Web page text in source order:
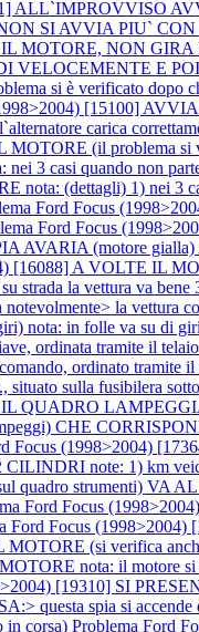
ALL`IMPROVVISO
SI AVVIA PIU`
IL MOTORE, NON
E
si è verificato dopo
[15100]
carica
(il problema
3 casi quando non
(dettagli) 1) nei 3
Ford Focus
Ford Focus
AVARIA (motore
[16088] A VOLTE IL
strada la vettura va
la vettura
nota: in folle va su di giri
ordinata tramite il telaio
ordinato tramite il
situato sulla fusibilera
CHE
Focus (1998>2004)
note: 1) km
strumenti) VA
Ford Focus
Ford Focus
(si verifica
nota: il motore si
[19310] SI
questa spia si
corsa) Problema Ford